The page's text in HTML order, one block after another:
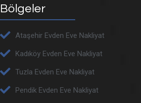
Bölgeler
Ataşehir Evden Eve Nakliyat
Kadıköy Evden Eve Nakliyat
Tuzla Evden Eve Nakliyat
Pendik Evden Eve Nakliyat